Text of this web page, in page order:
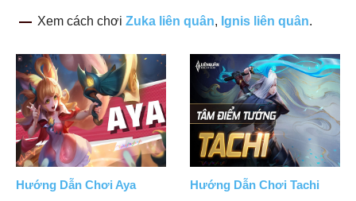
Xem cách chơi Zuka liên quân, Ignis liên quân.
Hướng Dẫn Chơi Aya Hướng Dẫn Chơi Tachi